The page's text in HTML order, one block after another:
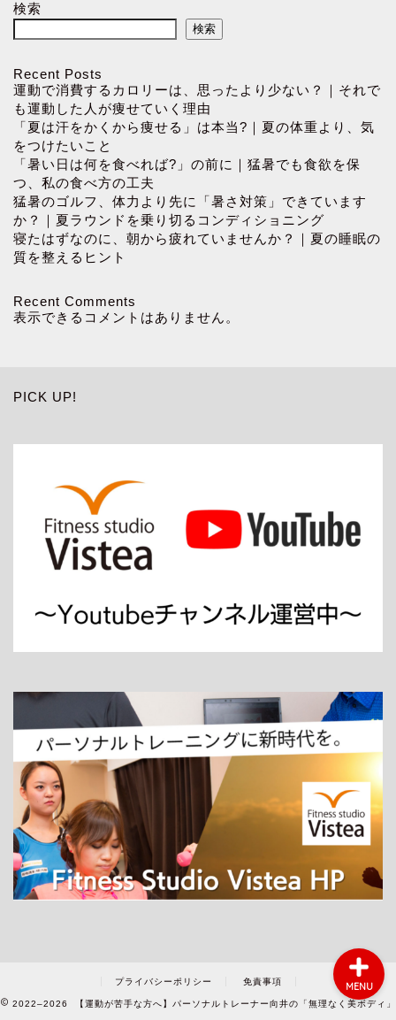
検索
検索
Recent Posts
運動で消費するカロリーは、思ったより少ない？｜それで
も運動した人が痩せていく理由
「夏は汗をかくから痩せる」は本当?｜夏の体重より、気
をつけたいこと
「暑い日は何を食べれば?」の前に｜猛暑でも食欲を保
つ、私の食べ方の工夫
猛暑のゴルフ、体力より先に「暑さ対策」できています
か？｜夏ラウンドを乗り切るコンディショニング
寝たはずなのに、朝から疲れていませんか？｜夏の睡眠の
質を整えるヒント
Recent Comments
表示できるコメントはありません。
PICK UP!
プライバシーポリシー 免責事項
2022–2026 【運動が苦手な方へ】パーソナルトレーナー向井の「無理なく美ボディ」
MENU
ホーム
パーソナルトレーニング
ダイエット